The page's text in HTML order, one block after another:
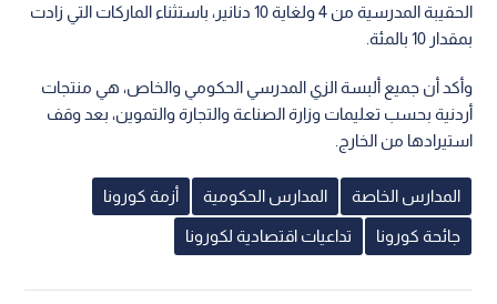
الحقيبة المدرسية من 4 ولغاية 10 دنانير، باستثناء الماركات التي زادت
بمقدار 10 بالمئة.
وأكد أن جميع ألبسة الزي المدرسي الحكومي والخاص، هي منتجات
أردنية بحسب تعليمات وزارة الصناعة والتجارة والتموين، بعد وقف
استيرادها من الخارج.
المدارس الخاصة المدارس الحكومية أزمة كورونا
جائحة كورونا تداعيات اقتصادية لكورونا